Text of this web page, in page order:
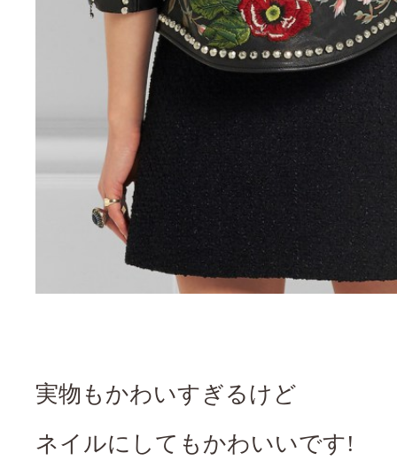
実物もかわいすぎるけど
ネイルにしてもかわいいです!